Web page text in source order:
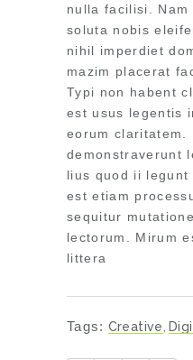
nulla facilisi. Nam
soluta nobis
nihil imperdiet
mazim placerat
Typi non habent
est usus legentis
eorum claritatem.
demonstraverunt
lius quod ii
est etiam
sequitur
lectorum. Mirum
littera
Tags: Creative